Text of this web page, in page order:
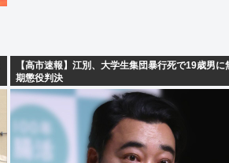
【高市速報】江別、大学生集団暴行死で19歳男に
期懲役判決